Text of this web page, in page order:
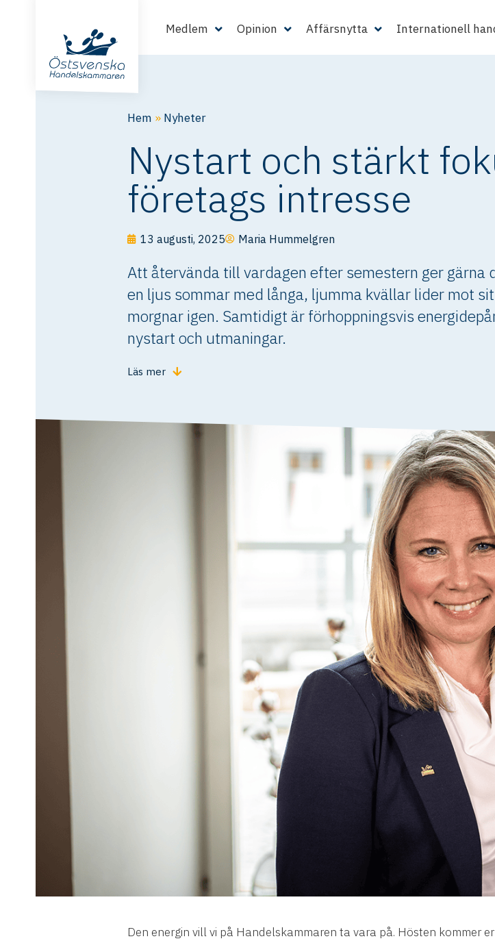
Medlem Opinion Affärsnytta Internationell
Hem » Nyheter
Nystart och stärkt
företags intresse
13 augusti, 2025 Maria Hummelgren
Att återvända till vardagen efter semestern ger gärna
en ljus sommar med långa, ljumma kvällar lider mot
morgnar igen. Samtidigt är förhoppningsvis
nystart och utmaningar.
Läs mer
Den energin vill vi på Handelskammaren ta vara på. Hösten kommer